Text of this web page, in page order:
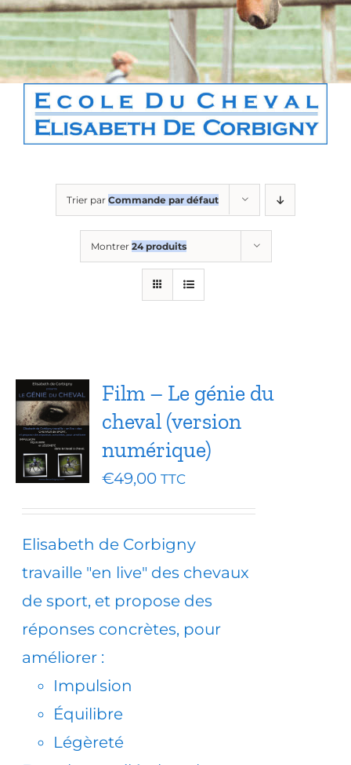
Boutique
Contact
Panier
Trier par Commande par défaut
Montrer 24 produits
Film – Le génie du
cheval (version
numérique)
€49,00 TTC
Elisabeth de Corbigny
travaille "en live" des chevaux
de sport, et propose des
réponses concrètes, pour
améliorer :
Impulsion
Équilibre
Légèreté